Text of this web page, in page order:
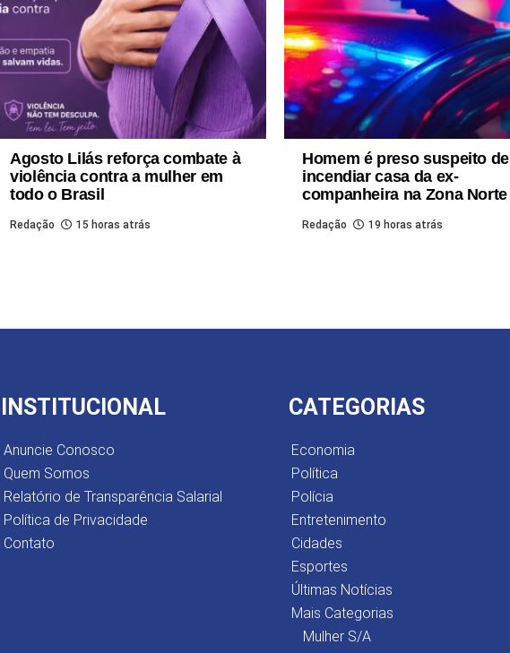
Agosto Lilás reforça combate à
violência contra a mulher em
todo o Brasil
Redação 15 horas atrás
Homem é preso suspeito de
incendiar casa da ex-
companheira na Zona Norte
Redação 19 horas atrás
INSTITUCIONAL
Anuncie Conosco
Quem Somos
Relatório de Transparência Salarial
Política de Privacidade
Contato
CATEGORIAS
Economia
Política
Polícia
Entretenimento
Cidades
Esportes
Últimas Notícias
Mais Categorias
Mulher S/A